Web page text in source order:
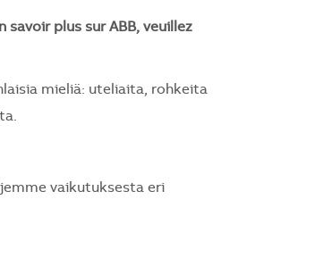
plus sur ABB, veuillez
mieliä: uteliaita, rohkeita
vaikutuksesta eri